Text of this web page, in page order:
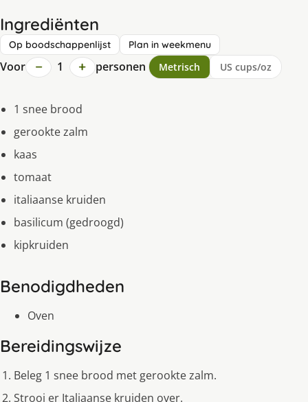
Ingrediënten
Op boodschappenlijst Plan in weekmenu
Voor − 1 + personen Metrisch US cups/oz
1 snee brood
gerookte zalm
kaas
tomaat
italiaanse kruiden
basilicum (gedroogd)
kipkruiden
Benodigdheden
Oven
Bereidingswijze
Beleg 1 snee brood met gerookte zalm.
Strooi er Italiaanse kruiden over.